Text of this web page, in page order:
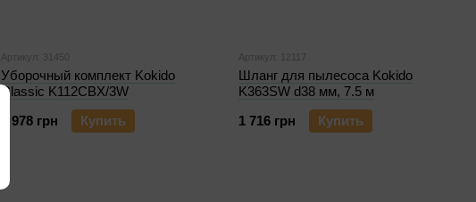
Артикул: 31450
Уборочный комплект Kokido
Classic K112CBX/3W
1 978 грн
Купить
Артикул: 12117
Шланг для пылесоса Kokido
K363SW d38 мм, 7.5 м
1 716 грн
Купить